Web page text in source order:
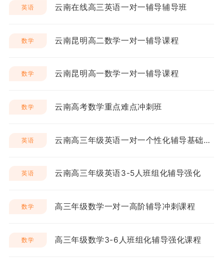
英语 云南在线高三英语一对一辅导辅导班
数学 云南昆明高二数学一对一辅导课程
数学 云南昆明高一数学一对一辅导课程
数学 云南高考数学重点难点冲刺班
英语 云南高三年级英语一对一个性化辅导基础课程
英语 云南高三年级英语3-5人班组化辅导强化
数学 高三年级数学一对一高阶辅导冲刺课程
数学 高三年级数学3-6人班组化辅导强化课程